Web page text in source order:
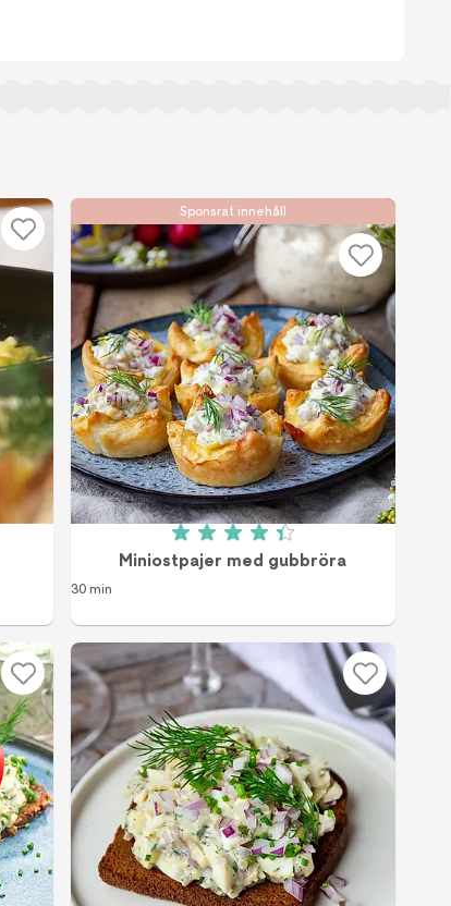
Sponsrat innehåll
Betyg: 4.4 av 5 (5 röster)
Miniostpajer med gubbröra
30 min